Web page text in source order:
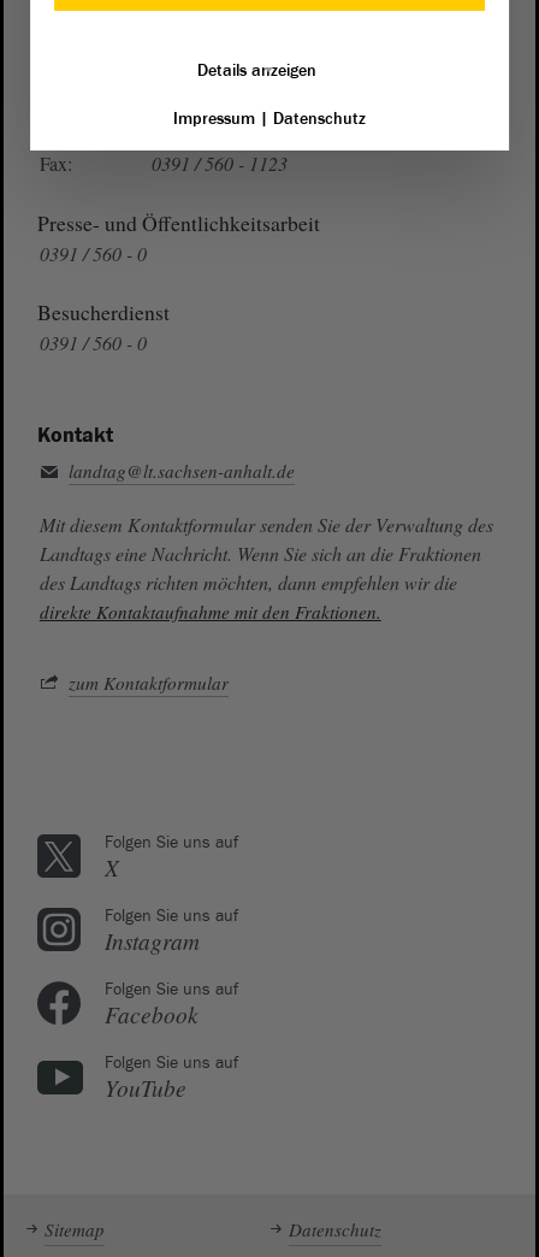
0391 / 560 - 0
Fax:
0391 / 560 - 1123
Presse- und Öffentlichkeitsarbeit
0391 / 560 - 0
Besucherdienst
0391 / 560 - 0
Kontakt
landtag@lt.sachsen-anhalt.de
Mit diesem Kontaktformular senden Sie der Verwaltung des
Landtags eine Nachricht. Wenn Sie sich an die Fraktionen
des Landtags richten möchten, dann empfehlen wir die
direkte Kontaktaufnahme mit den Fraktionen.
zum Kontaktformular
Folgen Sie uns auf
X
Folgen Sie uns auf
Instagram
Folgen Sie uns auf
Facebook
Folgen Sie uns auf
YouTube
Sitemap Datenschutz
Details anzeigen
Impressum| Datenschutz